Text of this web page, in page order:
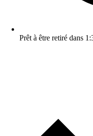
Prêt à être retiré dans